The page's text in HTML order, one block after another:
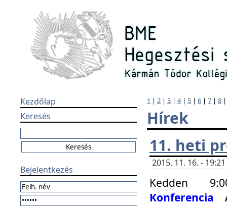
Kezdőlap
Keresés
Bejelentkezés
1 | 2 | 3 | 4| 5 | 6 | 7 | 8
Hírek
11. heti
2015. 11. 16. -
Kedden
Konferencia